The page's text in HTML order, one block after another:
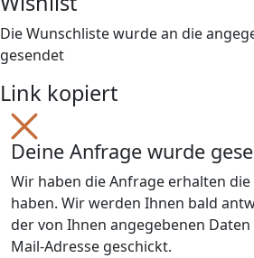
Die Wunschliste wurde an die
gesendet
Link kopiert
Deine Anfrage wurde
Wir haben die Anfrage erhalten
haben. Wir werden Ihnen bald
der von Ihnen angegebenen
Mail-Adresse geschickt.